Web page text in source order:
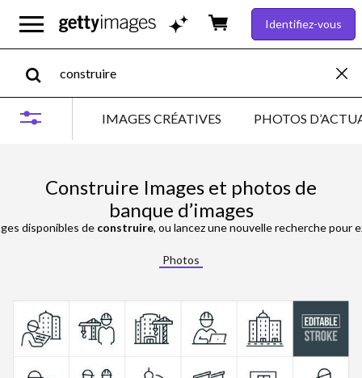
Identifiez-vous
IMAGES CRÉATIVES PHOTOS
Construire Images et photos de
banque d’images
disponibles de construire, ou lancez une nouvelle recherche pour
Photos